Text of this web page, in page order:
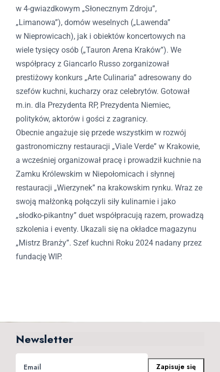
w 4-gwiazdkowym „Słonecznym Zdroju”,
„Limanowa”), domów weselnych („Lawenda”
w Nieprowicach), jak i obiektów koncertowych na
wiele tysięcy osób („Tauron Arena Kraków”). We
współpracy z Giancarlo Russo zorganizował
prestiżowy konkurs „Arte Culinaria” adresowany do
szefów kuchni, kucharzy oraz celebrytów. Gotował
m.in. dla Prezydenta RP, Prezydenta Niemiec,
polityków, aktorów i gości z zagranicy.
Obecnie angażuje się przede wszystkim w rozwój
gastronomiczny restauracji „Viale Verde” w Krakowie,
a wcześniej organizował pracę i prowadził kuchnie na
Zamku Królewskim w Niepołomicach i słynnej
restauracji „Wierzynek” na krakowskim rynku. Wraz ze
swoją małżonką połączyli siły kulinarnie i jako
„słodko-pikantny” duet współpracują razem, prowadzą
szkolenia i eventy. Ukazali się na okładce magazynu
„Mistrz Branży”. Szef kuchni Roku 2024 nadany przez
fundację WIP.
Newsletter
Zapisuje się